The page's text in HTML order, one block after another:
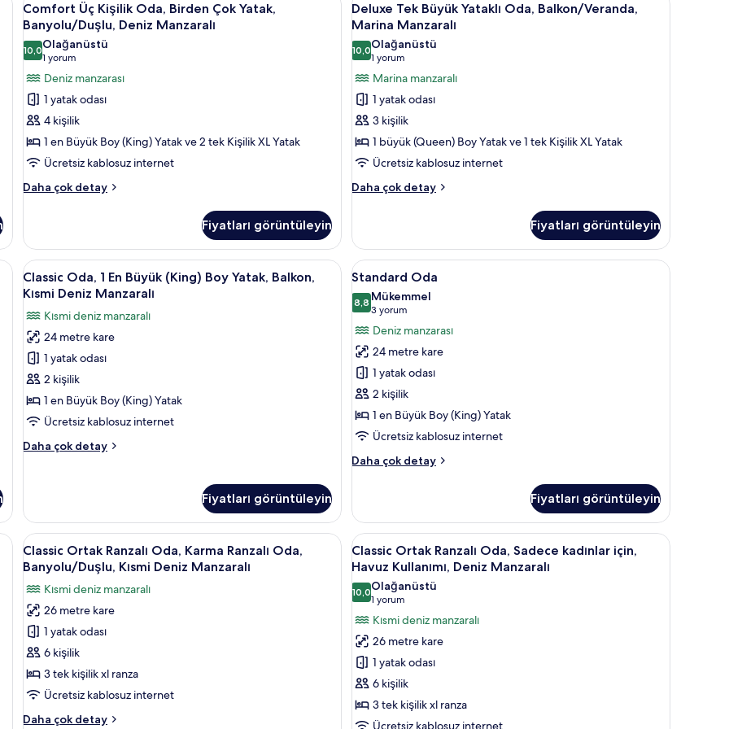
Manzaralı
hakkında
daha
fazla
detay
Yatak,
Balkon,
Manzaralı
hakkında
daha
fazla
detay
Üç
Kişilik
Oda,
Birden
Çok
Yatak,
Banyolu/Duşlu,
Deniz
Manzaralı
için
görün
5
Comfort Üç Kişilik Oda, Birden Çok Yatak,
Banyolu/Duşlu, Deniz Manzaralı
10,010,0 / 10
Olağanüstü
1 yorum
(1
yorum)
Deniz manzarası
1 yatak odası
4 kişilik
1 en Büyük Boy (King) Yatak ve 2 tek Kişilik XL Yatak
Ücretsiz kablosuz internet
Daha çok detay
Comfort
Birden
Çok
Yatak,
Banyolu/Duşlu,
Manzaralı
hakkında
daha
fazla
detay
Fiyatları görüntüleyin
Tek
Büyük
Yataklı
Oda,
Balkon/Veranda,
Marina
Manzaralı
için
tüm
fotoğrafları
5
Deluxe Tek Büyük Yataklı Oda, Balkon/Veranda,
Marina Manzaralı
10,010,0 / 10
Olağanüstü
1 yorum
(1
yorum)
Marina manzaralı
1 yatak odası
3 kişilik
1 büyük (Queen) Boy Yatak ve 1 tek Kişilik XL Yatak
Ücretsiz kablosuz internet
Daha çok detay
Deluxe
Oda,
Balkon/Veranda,
Marina
Manzaralı
hakkında
daha
fazla
detay
Fiyatları görüntüleyin
| Kaliteli yatak takımı, dizüstü bilgisayar çalışma alanı, güneşlik/perde
Classic
Oda,
En
Büyük
(King)
Boy
Yatak,
Balkon,
Deniz
tüm
fotoğrafları
görün
Classic Oda, 1 En Büyük (King) Boy Yatak, Balkon, Kısmi Deniz Manzaralı | Kaliteli yatak takımı, dizüstü bilgisayar
6
Classic Oda, 1 En Büyük (King) Boy Yatak, Balkon,
Kısmi Deniz Manzaralı
Kısmi deniz manzaralı
24 metre kare
1 yatak odası
2 kişilik
1 en Büyük Boy (King) Yatak
Ücretsiz kablosuz internet
Daha çok detay
Classic
(King)
Boy
Yatak,
Balkon,
Kısmi
Deniz
Manzaralı
hakkında
daha
fazla
Fiyatları görüntüleyin
Standard
Oda
için
tüm
fotoğrafları
görün
Kaliteli yatak takımı, dizüstü bilgisayar
7
Standard Oda
8,88,8 / 10
Mükemmel
3 yorum
(3
yorum)
Deniz manzarası
24 metre kare
1 yatak odası
2 kişilik
1 en Büyük Boy (King) Yatak
Ücretsiz kablosuz internet
Daha çok detay
Standard
fazla
detay
Fiyatları görüntüleyin
çalışma alanı, güneşlik/perde
Classic
Ortak
Ranzalı
Oda,
Karma
Ranzalı
Oda,
Banyolu/Duşlu,
Kısmi
Kaliteli yatak takımı, dizüstü bilgisayar çalışma alanı, güneşlik/perde
3
Classic Ortak Ranzalı Oda, Karma Ranzalı Oda,
Banyolu/Duşlu, Kısmi Deniz Manzaralı
Kısmi deniz manzaralı
26 metre kare
1 yatak odası
6 kişilik
3 tek kişilik xl ranza
Ücretsiz kablosuz internet
Daha çok detay
Classic
Classic
Ortak
Ranzalı
Oda,
Sadece
kadınlar
için,
Havuz
Kullanımı,
Deniz
Kaliteli yatak takımı, dizüstü bilgisayar
3
Classic Ortak Ranzalı Oda, Sadece kadınlar için,
Havuz Kullanımı, Deniz Manzaralı
10,010,0 / 10
Olağanüstü
1 yorum
(1
yorum)
Kısmi deniz manzaralı
26 metre kare
1 yatak odası
6 kişilik
3 tek kişilik xl ranza
Ücretsiz kablosuz internet